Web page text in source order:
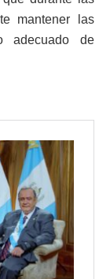
mantener las
adecuado de